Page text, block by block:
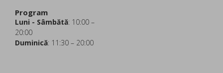
Program
Luni - Sâmbătă: 10:00 –
20:00
Duminică: 11:30 – 20:00